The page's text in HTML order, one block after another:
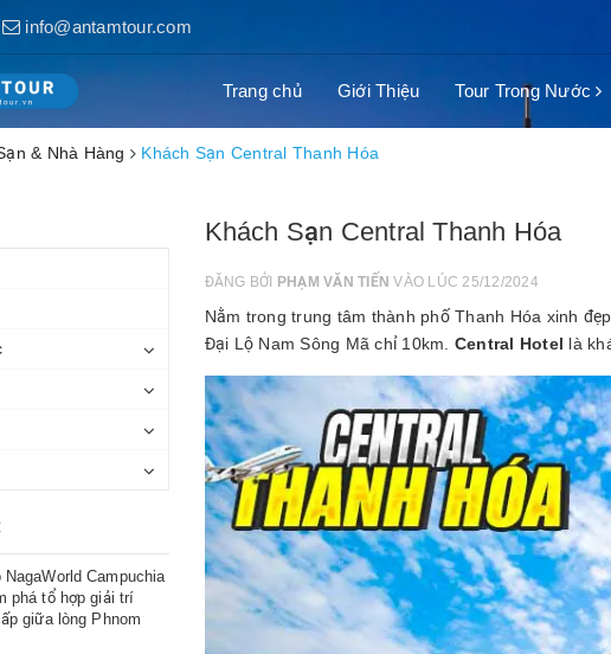
info@antamtour.com
Trang chủ Giới Thiệu Tour Trong Nước
& Nhà Hàng Khách Sạn Central Thanh Hóa
Khách Sạn Central Thanh Hóa
ĐĂNG BỞI PHẠM VĂN TIẾN VÀO LÚC 25/12/2024
Nằm trong trung tâm thành phố Thanh Hóa xinh
Đại Lộ Nam Sông Mã chỉ 10km. Central Hotel là
NagaWorld Campuchia
phá tổ hợp giải trí
giữa lòng Phnom